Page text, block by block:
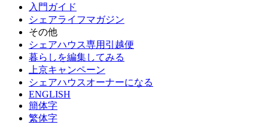
入門ガイド
シェアライフマガジン
その他
シェアハウス専用引越便
暮らしを編集してみる
上京キャンペーン
シェアハウスオーナーになる
ENGLISH
簡体字
繁体字